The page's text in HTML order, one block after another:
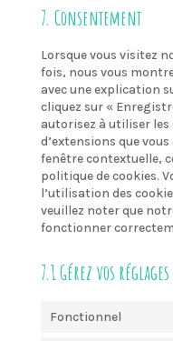
7. Consentement
Lorsque vous visitez
fois, nous vous
avec une explication
cliquez sur «
autorisez à utiliser les
d’extensions que
fenêtre contextuelle,
politique de cookies.
l’utilisation des
veuillez noter que
fonctionner
7.1 Gérez vos
Fonctionnel